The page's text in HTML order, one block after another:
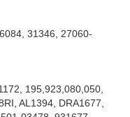
31346, 27060-
195,923,080,050,
AL1394, DRA1677,